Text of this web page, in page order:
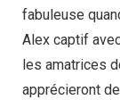
fabuleuse
Alex captif
les amatrices
apprécieront